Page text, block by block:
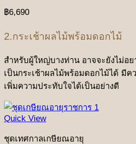
฿6,690
2.กระเช้าผลไม้พร้อมดอกไม้
สำหรับผู้ใหญ่บางท่าน อาจจะยังไม่อย
เป็นกระเช้าผลไม้พร้อมดอกไม้ได้ มี
เพิ่มความประทับใจได้เป็นอย่างดี
Quick View
ชุดเทศกาลเกษียณอายุ